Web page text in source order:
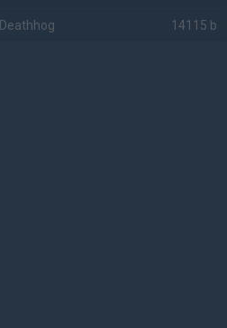
Deathhog 14115 b